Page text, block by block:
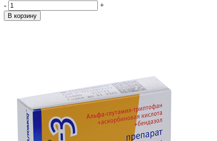
-
+
В корзину